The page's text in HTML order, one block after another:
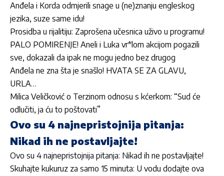
Anđela i Korda odmjerili snage u (ne)znanju engleskog
jezika, suze same idu!
Prosidba u rijalitiju: Zaprošena učesnica uživo u programu!
PALO POMIRENJE! Aneli i Luka vr*lom akcijom pogazili
sve, dokazali da ipak ne mogu jedno bez drugog
Anđela ne zna šta je snašlo! HVATA SE ZA GLAVU,
URLA…
Milica Veličković o Terzinom odnosu s kćerkom: “Sud će
odlučiti, ja ću to poštovati”
Ovo su 4 najnepristojnija pitanja:
Nikad ih ne postavljajte!
Ovo su 4 najnepristojnija pitanja: Nikad ih ne postavljajte!
Skuhajte kukuruz za samo 15 minuta: U vodu dodajte ova